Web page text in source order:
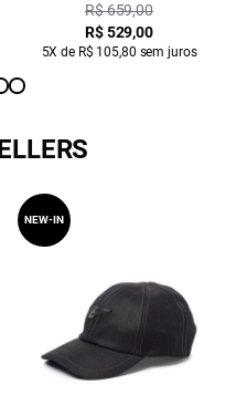
R$ 659,00
R$ 529,00
5X de R$ 105,80 sem juros
NEW-IN